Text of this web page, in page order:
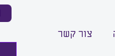
צור קשר